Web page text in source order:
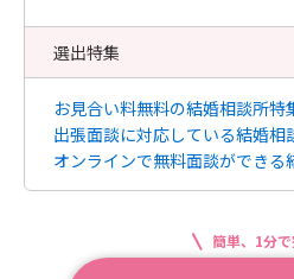
選出特集
お見合い料無料の結婚相談所特
出張面談に対応している結婚相
オンラインで無料面談ができる
簡単、1分